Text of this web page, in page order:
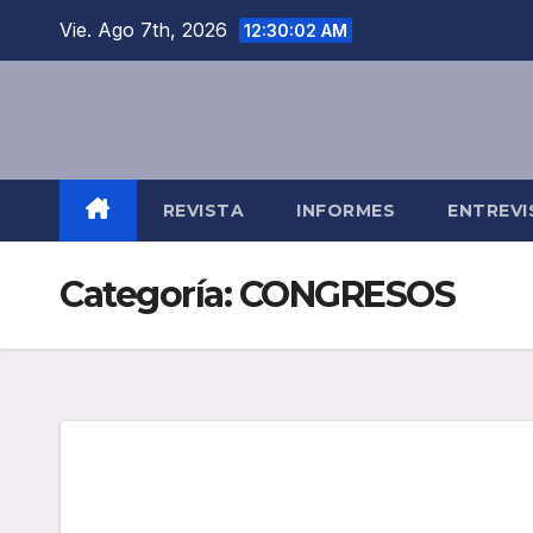
Vie. Ago 7th, 2026 12:30:03 AM
REVISTA INFORMES
Categoría:CONGRESOS